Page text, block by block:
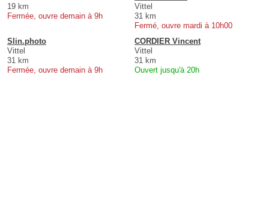
19 km
Fermée, ouvre demain à 9h
Vittel
31 km
Fermé, ouvre mardi à 10h00
Slin.photo
Vittel
31 km
Fermée, ouvre demain à 9h
CORDIER Vincent
Vittel
31 km
Ouvert jusqu'à 20h